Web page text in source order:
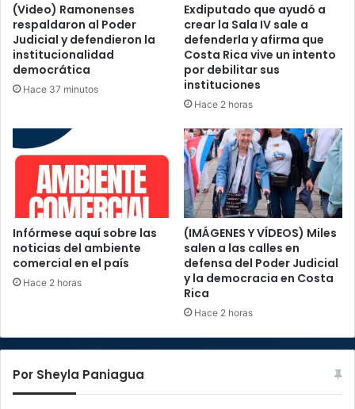
(Video) Ramonenses
respaldaron al Poder
Judicial y defendieron la
institucionalidad
democrática
Hace 37 minutos
Exdiputado que ayudó a
crear la Sala IV sale a
defenderla y afirma que
Costa Rica vive un intento
por debilitar sus
instituciones
Hace 2 horas
Infórmese aquí sobre las
noticias del ambiente
comercial en el país
Hace 2 horas
(IMÁGENES Y VÍDEOS) Miles
salen a las calles en
defensa del Poder Judicial
y la democracia en Costa
Rica
Hace 2 horas
Por Sheyla Paniagua